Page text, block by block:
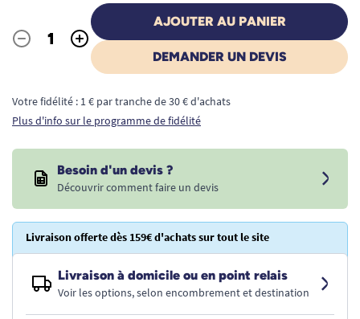
Quantité
- +
AJOUTER AU PANIER
DEMANDER UN DEVIS
Votre fidélité : 1 € par tranche de 30 € d'achats
Plus d'info sur le programme de fidélité
Besoin d'un devis ?
Découvrir comment faire un devis
Livraison offerte dès 159€ d'achats sur tout le site
Livraison à domicile ou en point relais
Voir les options, selon encombrement et destination